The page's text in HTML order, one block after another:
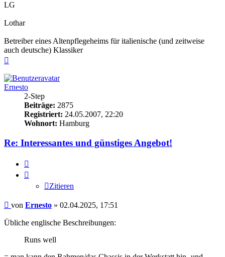
LG
Lothar
Betreiber eines Altenpflegeheims für italienische (und zeitweise
auch deutsche) Klassiker
Ernesto
2-Step
Beiträge: 2875
Registriert: 24.05.2007, 22:20
Wohnort: Hamburg
Re: Interessantes und günstiges Angebot!
Zitieren
Beitrag
von Ernesto » 02.04.2025, 17:51
Übliche englische Beschreibungen:
Runs well